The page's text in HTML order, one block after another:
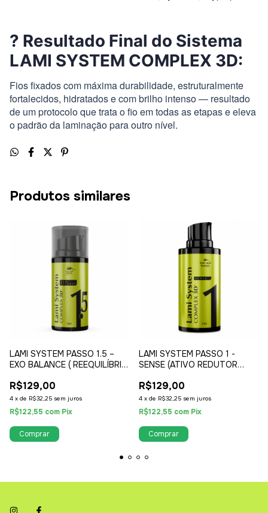
? Resultado Final do Sistema
LAMI SYSTEM COMPLEX 3D:
Fios fixados com máxima durabilidade, estruturalmente
fortalecidos, hidratados e com brilho intenso — resultado
de um protocolo que trata o fio em todas as etapas e eleva
o padrão da laminação para outro nível.
Produtos similares
LAMI SYSTEM PASSO 1.5 –
EXO BALANCE ( REEQUILÍBRIO
R$129,00
4 x de R$32,25 sem juros
R$122,55 com Pix
LAMI SYSTEM PASSO 1 -
SENSE (ATIVO REDUTOR
DE TIOGLICOLATO )
R$129,00
4 x de R$32,25 sem juros
R$122,55 com Pix